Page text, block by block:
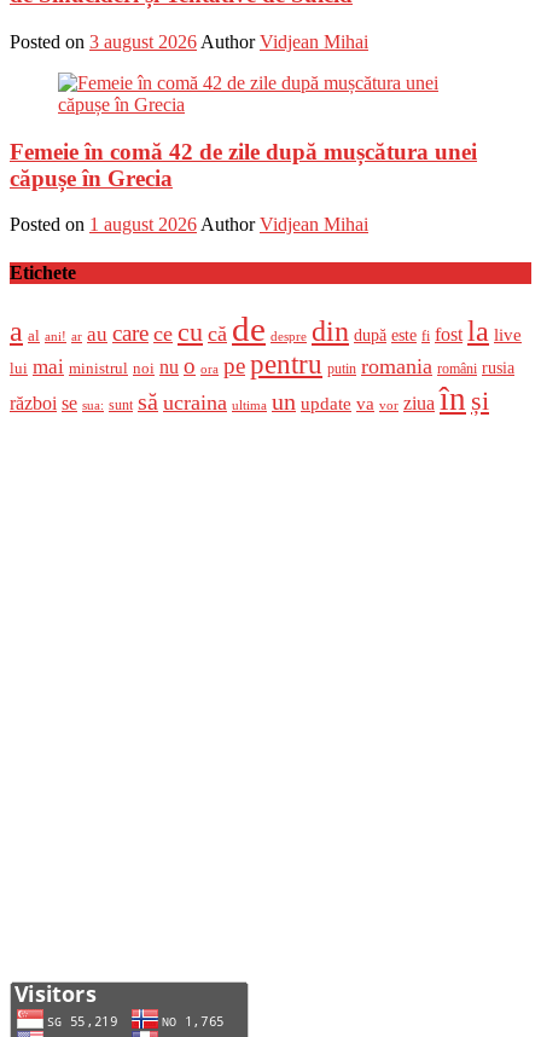
Posted on 3 august 2026 Author Vidjean Mihai
Femeie în comă 42 de zile după mușcătura unei
căpușe în Grecia
Posted on 1 august 2026 Author Vidjean Mihai
Etichete
a al ani! ar au care ce cu că de despre din după este fi fost la live
lui mai ministrul noi nu o ora pepentru putin romania români rusia
război se sua: sunt să ucraina ultima un update va vor ziua în și